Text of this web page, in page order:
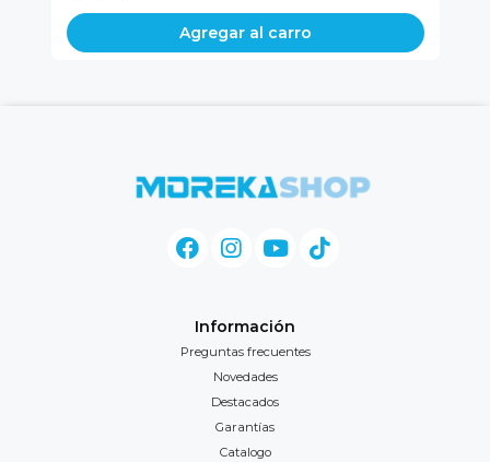
Agregar al carro
Información
Preguntas frecuentes
Novedades
Destacados
Garantías
Catalogo